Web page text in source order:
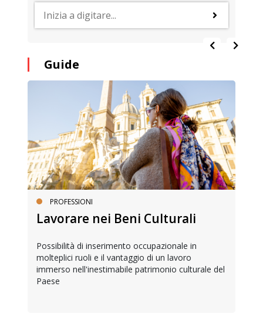
Guide
PROFESSIONI
Lavorare nei Beni Culturali
Possibilità di inserimento occupazionale in
molteplici ruoli e il vantaggio di un lavoro
immerso nell'inestimabile patrimonio culturale del
Paese